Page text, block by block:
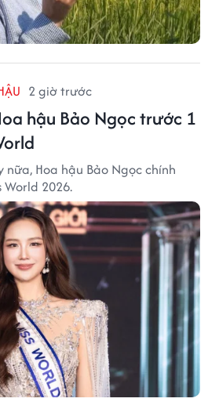
2 giờ trước
hậu Bảo Ngọc trước 1
Hoa hậu Bảo Ngọc chính
2026.